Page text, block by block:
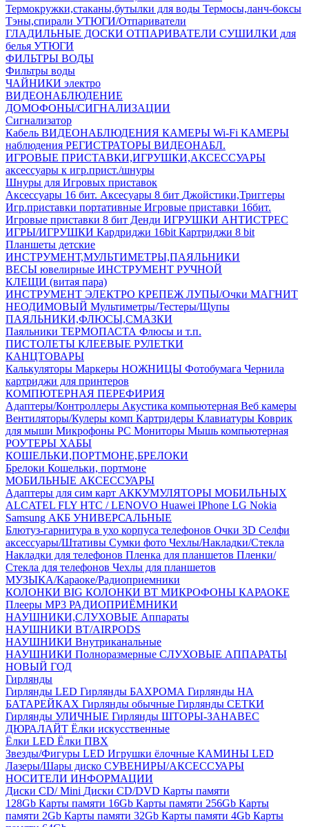
Термокружки,стаканы,бутылки для воды Термосы,ланч-боксы
Тэны,спирали УТЮГИ/Отпариватели
ГЛАДИЛЬНЫЕ ДОСКИ ОТПАРИВАТЕЛИ СУШИЛКИ для
белья УТЮГИ
ФИЛЬТРЫ ВОДЫ
Фильтры воды
ЧАЙНИКИ электро
ВИДЕОНАБЛЮДЕНИЕ
ДОМОФОНЫ/СИГНАЛИЗАЦИИ
Сигнализатор
Кабель ВИДЕОНАБЛЮДЕНИЯ КАМЕРЫ Wi-Fi КАМЕРЫ
наблюдения РЕГИСТРАТОРЫ ВИДЕОНАБЛ.
ИГРОВЫЕ ПРИСТАВКИ,ИГРУШКИ,АКСЕССУАРЫ
аксесcуары к игр.прист./шнуры
Шнуры для Игровых приставок
Аксессуары 16 бит. Аксесуары 8 бит Джойстики,Триггеры
Игр.приставки портативные Игровые приставки 16бит.
Игровые приставки 8 бит Денди ИГРУШКИ АНТИСТРЕС
ИГРЫ/ИГРУШКИ Кардриджи 16bit Картриджи 8 bit
Планшеты детские
ИНСТРУМЕНТ,МУЛЬТИМЕТРЫ,ПАЯЛЬНИКИ
ВЕСЫ ювелирные ИНСТРУМЕНТ РУЧНОЙ
КЛЕЩИ (витая пара)
ИНСТРУМЕНТ ЭЛЕКТРО КРЕПЕЖ ЛУПЫ/Очки МАГНИТ
НЕОДИМОВЫЙ Мультиметры/Тестеры/Щупы
ПАЯЛЬНИКИ,ФЛЮСЫ,СМАЗКИ
Паяльники ТЕРМОПАСТА Флюсы и т.п.
ПИСТОЛЕТЫ КЛЕЕВЫЕ РУЛЕТКИ
КАНЦТОВАРЫ
Калькуляторы Маркеры НОЖНИЦЫ Фотобумага Чернила
картриджи для принтеров
КОМПЮТЕРНАЯ ПЕРЕФИРИЯ
Адаптеры/Контроллеры Акустика компьютерная Веб камеры
Вентиляторы/Кулеры комп Картридеры Клавиатуры Коврик
для мыши Микрофоны PC Мониторы Мышь компьютерная
РОУТЕРЫ ХАБЫ
КОШЕЛЬКИ,ПОРТМОНЕ,БРЕЛОКИ
Брелоки Кошельки, портмоне
МОБИЛЬНЫЕ АКСЕССУАРЫ
Адаптеры для сим карт АККУМУЛЯТОРЫ МОБИЛЬНЫХ
ALCATEL FLY HTC / LENOVO Huawei IPhone LG Nokia
Samsung АКБ УНИВЕРСАЛЬНЫЕ
Блютуз-гарнитура в ухо корпуса телефонов Очки 3D Селфи
аксессуары/Штативы Сумки фото Чехлы/Накладки/Стекла
Накладки для телефонов Пленка для планшетов Пленки/
Стекла для телефонов Чехлы для планшетов
МУЗЫКА/Караоке/Радиоприемники
КОЛОНКИ BIG КОЛОНКИ BT МИКРОФОНЫ КАРАОКЕ
Плееры MP3 РАДИОПРИЁМНИКИ
НАУШНИКИ,СЛУХОВЫЕ Аппараты
НАУШНИКИ BT/AIRPODS
НАУШНИКИ Внутриканальные
НАУШНИКИ Полноразмерные СЛУХОВЫЕ АППАРАТЫ
НОВЫЙ ГОД
Гирлянды
Гирлянды LED Гирлянды БАХРОМА Гирлянды НА
БАТАРЕЙКАХ Гирлянды обычные Гирлянды СЕТКИ
Гирлянды УЛИЧНЫЕ Гирлянды ШТОРЫ-ЗАНАВЕС
ДЮРАЛАЙТ Ёлки искусственные
Ёлки LED Ёлки ПВХ
Звезды/Фигуры LED Игрушки ёлочные КАМИНЫ LED
Лазеры/Шары диско СУВЕНИРЫ/АКСЕССУАРЫ
НОСИТЕЛИ ИНФОРМАЦИИ
Диски CD/ Mini Диски CD/DVD Карты памяти
128Gb Карты памяти 16Gb Карты памяти 256Gb Карты
памяти 2Gb Карты памяти 32Gb Карты памяти 4Gb Карты